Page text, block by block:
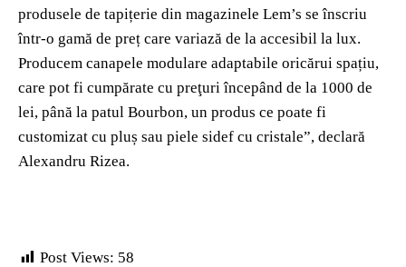
produsele de tapițerie din magazinele Lem’s se înscriu
într-o gamă de preț care variază de la accesibil la lux.
Producem canapele modulare adaptabile oricărui spațiu,
care pot fi cumpărate cu preţuri începând de la 1000 de
lei, până la patul Bourbon, un produs ce poate fi
customizat cu pluș sau piele sidef cu cristale”, declară
Alexandru Rizea.
Post Views: 58